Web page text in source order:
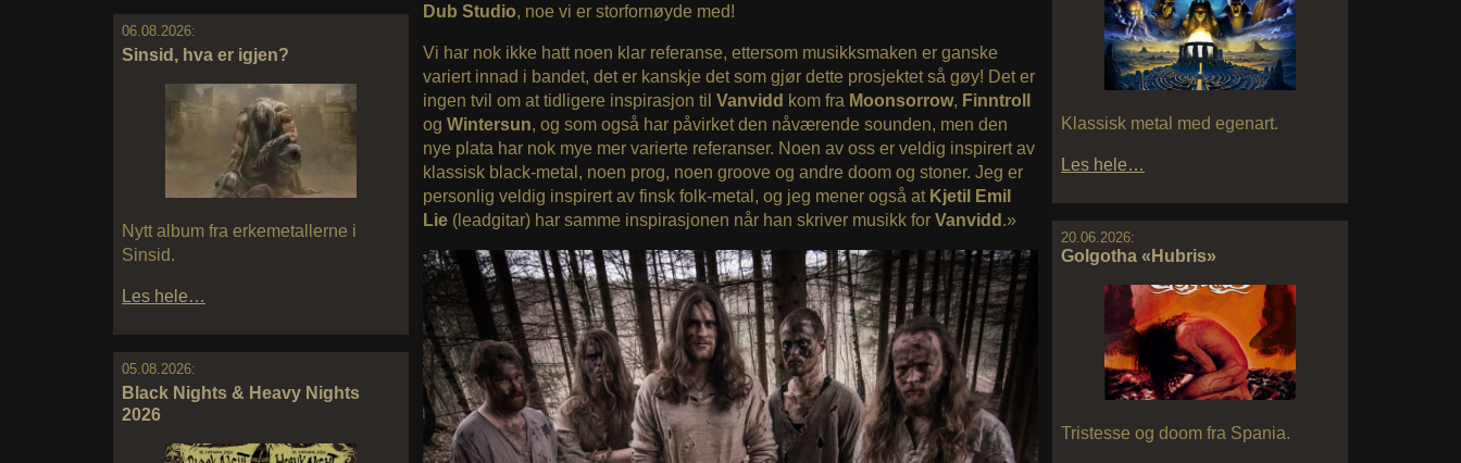
06.08.2026:
Sinsid, hva er igjen?
Nytt album fra erkemetallerne i
Sinsid.
Les hele…
05.08.2026:
Black Nights & Heavy Nights
2026
Klassisk metal med egenart.
Les hele…
20.06.2026:
Golgotha «Hubris»
Tristesse og doom fra Spania.
Dub Studio, noe vi er storfornøyde med!
Vi har nok ikke hatt noen klar referanse, ettersom musikksmaken er ganske
variert innad i bandet, det er kanskje det som gjør dette prosjektet så gøy! Det er
ingen tvil om at tidligere inspirasjon til Vanvidd kom fra Moonsorrow, Finntroll
og Wintersun, og som også har påvirket den nåværende sounden, men den
nye plata har nok mye mer varierte referanser. Noen av oss er veldig inspirert av
klassisk black-metal, noen prog, noen groove og andre doom og stoner. Jeg er
personlig veldig inspirert av finsk folk-metal, og jeg mener også at Kjetil Emil
Lie(leadgitar) har samme inspirasjonen når han skriver musikk for Vanvidd .»